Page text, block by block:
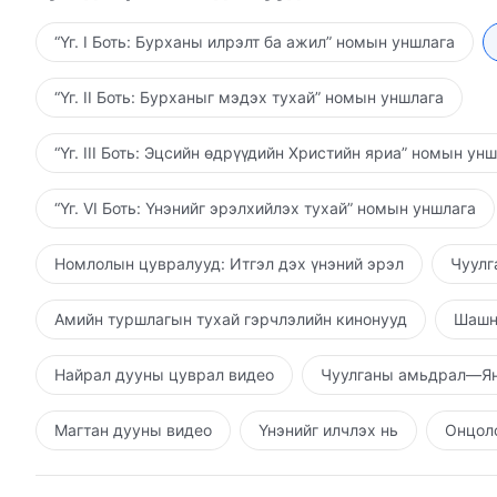
үүнийг хаях хэрэгтэй; үүнээс өөрөөр хийх нь
залбирах үедээ, ах эгч нартайгаа ярилцаж,
үедээ зүрх сэтгэлээ цаг үргэлж Бурханы өмнө
хамт байдаг бөгөөд санаа зорилго чинь зөв,
чинь Тэр хүлээн зөвшөөрнө; чи үүргээ
Залбирах үедээ зүрх сэтгэлд чинь Бурханыг гэсэн
шинжилтийг эрэлхийлдэг бол, хэрэв эдгээр зүйл
байна. Жишээлбэл, цуглаан дээр залбирах үедээ
хуурмаг зүйл ярилгүйгээр зүрх сэтгэлдээ байгаа
дүнтэй болно. Хэрэв чи зүрх сэтгэлдээ Бурханыг
зүйлийн дунд байдаг Бурхан Танд би амлая: Таны
үргэлж хамгаалж, халамжлан, хийдэг бүх зүйлээ
зүрх сэтгэл Таныг хайрлахаа боливол, эсвэл
гэсгээж, хараа. Энэ амьдралд ч, дараагийн
Чи ийм тангараг өгч зүрхлэх үү? Хэрэв чи ингэж
байгааг чинь энэ нь харуулдаг. Чамд ингэх
тангараг өгөх хэрэгтэй. Хэрэв чамд ингэж
“Үг. I Боть: Бурханы илрэлт ба ажил” номын уншлага
“Үг. II Боть: Бурханыг мэдэх тухай” номын уншлага
“Үг. III Боть: Эцсийн өдрүүдийн Христийн яриа” номын
“Үг. VI Боть: Үнэнийг эрэлхийлэх тухай” номын уншлага
Номлолын цувралууд: Итгэл дэх үнэний эрэл
Амийн туршлагын тухай гэрчлэлийн кинонууд
Найрал дууны цуврал видео Чуулганы
Магтан дууны видео Үнэнийг илчлэх нь